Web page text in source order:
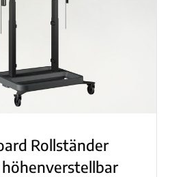
Rollständer